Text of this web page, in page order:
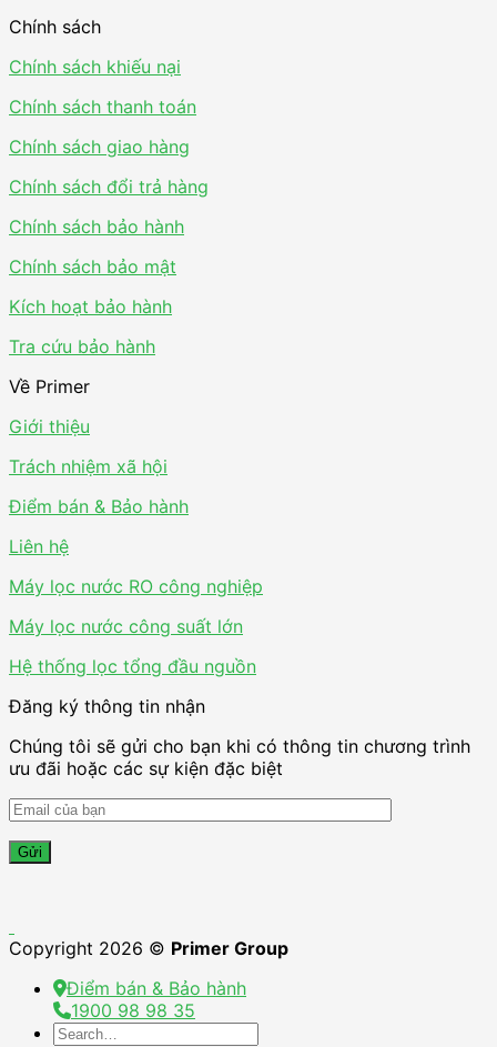
Chính sách
Chính sách khiếu nại
Chính sách thanh toán
Chính sách giao hàng
Chính sách đổi trả hàng
Chính sách bảo hành
Chính sách bảo mật
Kích hoạt bảo hành
Tra cứu bảo hành
Về Primer
Giới thiệu
Trách nhiệm xã hội
Điểm bán & Bảo hành
Liên hệ
Máy lọc nước RO công nghiệp
Máy lọc nước công suất lớn
Hệ thống lọc tổng đầu nguồn
Đăng ký thông tin nhận
Chúng tôi sẽ gửi cho bạn khi có thông tin chương trình
ưu đãi hoặc các sự kiện đặc biệt
Copyright 2026 © Primer Group
Điểm bán & Bảo hành
1900 98 98 35
Search